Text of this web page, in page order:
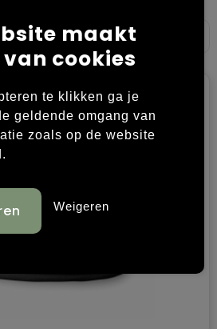
maakt
cookies
te klikken ga je
geldende omgang van
zoals op de website
Weigeren